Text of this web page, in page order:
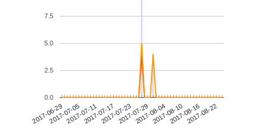
2017-06-292017-07-052017-07-112017-07-172017-07-232017-07-292017-08-042017-08-102017-08-162017-08-22
0.0
2.5
5.0
7.5